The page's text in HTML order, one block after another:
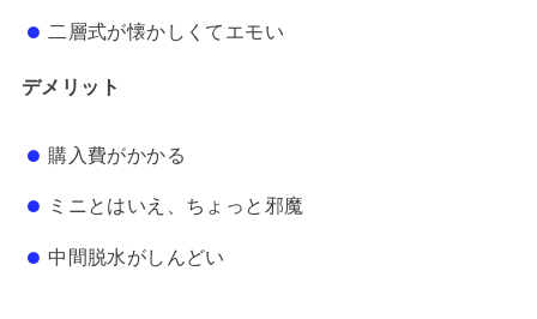
二層式が懐かしくてエモい
デメリット
購入費がかかる
ミニとはいえ、ちょっと邪魔
中間脱水がしんどい